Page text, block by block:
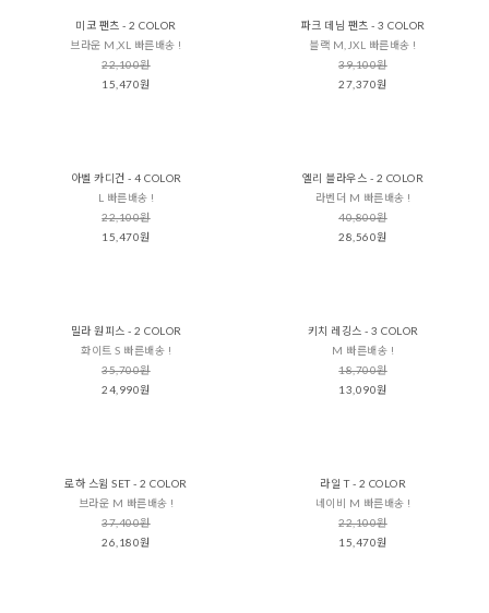
미코 팬츠 - 2 COLOR
브라운 M,XL 빠른배송 !
22,100원
15,470원
파크 데님 팬츠 - 3 COLOR
블랙 M,JXL 빠른배송 !
39,100원
27,370원
아벨 카디건 - 4 COLOR
L 빠른배송 !
22,100원
15,470원
엘리 블라우스 - 2 COLOR
라벤더 M 빠른배송 !
40,800원
28,560원
밀라 원피스 - 2 COLOR
화이트 S 빠른배송 !
35,700원
24,990원
키치 레깅스 - 3 COLOR
M 빠른배송 !
18,700원
13,090원
로하 스윔 SET - 2 COLOR
브라운 M 빠른배송 !
37,400원
26,180원
라일 T - 2 COLOR
네이비 M 빠른배송 !
22,100원
15,470원